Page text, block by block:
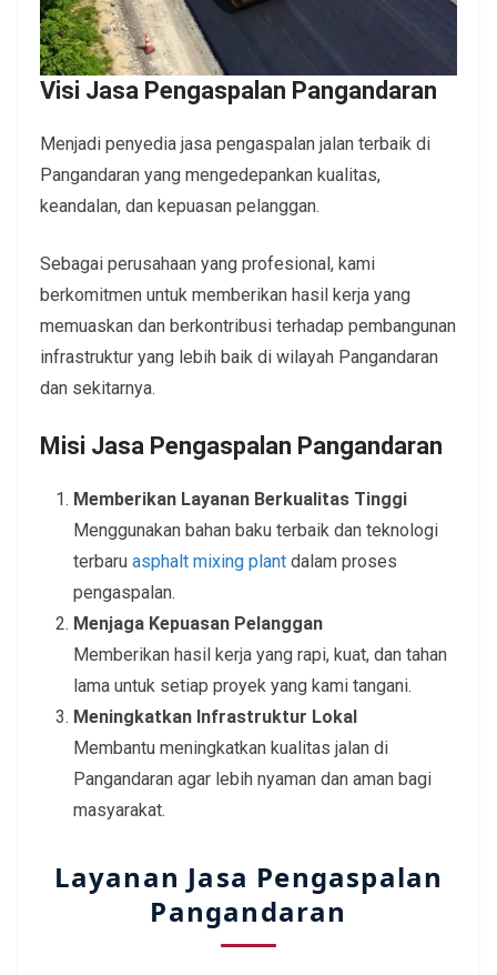
Visi Jasa Pengaspalan Pangandaran
Menjadi penyedia jasa pengaspalan jalan terbaik di
Pangandaran yang mengedepankan kualitas,
keandalan, dan kepuasan pelanggan.
Sebagai perusahaan yang profesional, kami
berkomitmen untuk memberikan hasil kerja yang
memuaskan dan berkontribusi terhadap pembangunan
infrastruktur yang lebih baik di wilayah Pangandaran
dan sekitarnya.
Misi Jasa Pengaspalan Pangandaran
Memberikan Layanan Berkualitas Tinggi
Menggunakan bahan baku terbaik dan teknologi
terbaru asphalt mixing plant dalam proses
pengaspalan.
Menjaga Kepuasan Pelanggan
Memberikan hasil kerja yang rapi, kuat, dan tahan
lama untuk setiap proyek yang kami tangani.
Meningkatkan Infrastruktur Lokal
Membantu meningkatkan kualitas jalan di
Pangandaran agar lebih nyaman dan aman bagi
masyarakat.
Layanan Jasa Pengaspalan
Pangandaran